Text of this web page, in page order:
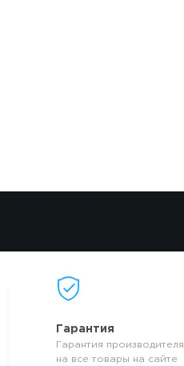
Гарантия
Гарантия производителя
на все товары на сайте